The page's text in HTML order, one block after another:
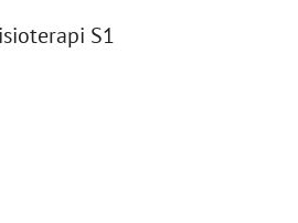
S1